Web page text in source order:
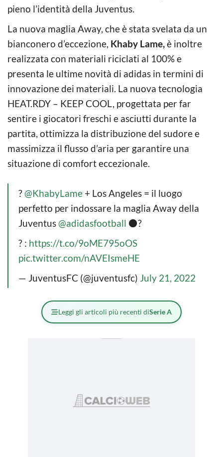
pieno l’identità della Juventus.
La nuova maglia Away, che è stata svelata da un
bianconero d’eccezione, Khaby Lame,è inoltre
realizzata con materiali riciclati al 100% e
presenta le ultime novità di adidas in termini di
innovazione dei materiali. La nuova tecnologia
HEAT.RDY – KEEP COOL, progettata per far
sentire i giocatori freschi e asciutti durante la
partita, ottimizza la distribuzione del sudore e
massimizza il flusso d’aria per garantire una
situazione di comfort eccezionale.
?@KhabyLame + Los Angeles = il luogo
perfetto per indossare la maglia Away della
Juventus@adidasfootball ⚫️?
? : https://t.co/9oME795oOS
pic.twitter.com/nAVEIsmeHE
— JuventusFC (@juventusfc) July 21, 2022
Leggi gli articoli più recenti diSerie A